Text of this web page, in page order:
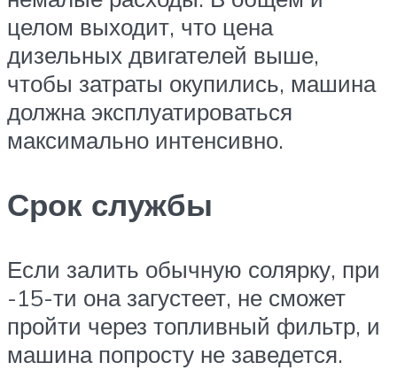
целом выходит, что цена
дизельных двигателей выше,
чтобы затраты окупились, машина
должна эксплуатироваться
максимально интенсивно.
Срок службы
Если залить обычную солярку, при
-15-ти она загустеет, не сможет
пройти через топливный фильтр, и
машина попросту не заведется.